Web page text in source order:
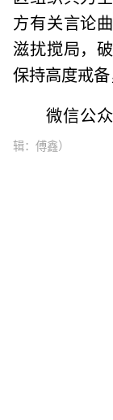
方有关言论
滋扰搅局，
保持高度戒备
微信公
辑：傅鑫）